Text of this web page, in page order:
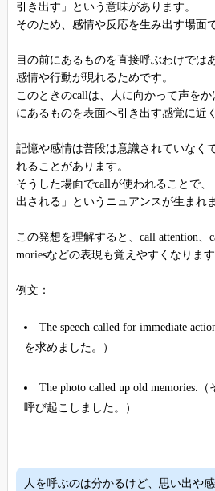
引き出す」という意味があります。
そのため、感情や反応を生み出す場面
目の前にあるものを直接呼ぶわけでは
感情や行動が現れるためです。
このときのcallは、人に向かって声を
にあるものを表面へ引き出す感覚に近
記憶や感情は普段は意識されていなく
れることがあります。
そうした場面でcallが使われることで
出される」というニュアンスが生まれま
この発想を理解すると、call attention、
moriesなどの表現も覚えやすくなります
例文：
The speech called for immediate
を求めました。）
The photo called up old memories.
呼び起こしました。）
人を呼ぶのは分かるけど、思い出や